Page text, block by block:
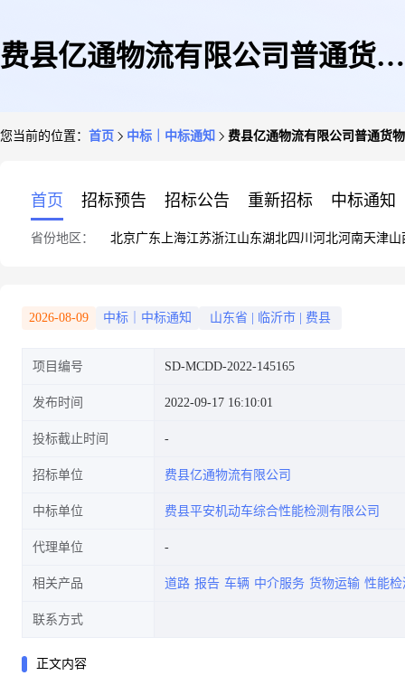
费县亿通物流有限公司普通货物
报告中介服务议价成交公告
您当前的位置： 首页 中标｜中标通知 费县亿通物流有限公司普通货
首页 招标预告 招标公告 重新招标 中标通知
省份地区： 北京广东 上海江苏浙江山东湖北四川 河北河南天津山
2026-08-09 中标｜中标通知 山东省 临沂市 费县
项目编号 SD-MCDD-2022-145165
发布时间 2022-09-17 16:10:01
投标截止时间
招标单位 费县亿通物流有限公司
中标单位 费县平安机动车综合性能检测有限公司
代理单位
相关产品 道路 报告 车辆 中介服务 货物运输 性能检
联系方式
正文内容